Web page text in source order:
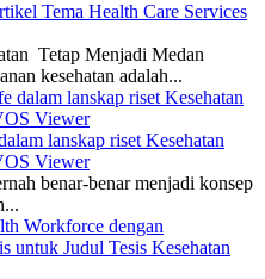
Tema Health Care Services
Tetap Menjadi Medan
kesehatan adalah...
lanskap riset Kesehatan
Viewer
benar-benar menjadi konsep